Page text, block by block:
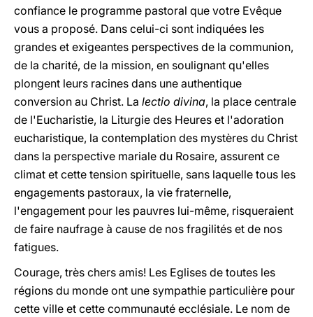
confiance le programme pastoral que votre Evêque
vous a proposé. Dans celui-ci sont indiquées les
grandes et exigeantes perspectives de la communion,
de la charité, de la mission, en soulignant qu'elles
plongent leurs racines dans une authentique
conversion au Christ. La lectio divina, la place centrale
de l'Eucharistie, la Liturgie des Heures et l'adoration
eucharistique, la contemplation des mystères du Christ
dans la perspective mariale du Rosaire, assurent ce
climat et cette tension spirituelle, sans laquelle tous les
engagements pastoraux, la vie fraternelle,
l'engagement pour les pauvres lui-même, risqueraient
de faire naufrage à cause de nos fragilités et de nos
fatigues.
Courage, très chers amis! Les Eglises de toutes les
régions du monde ont une sympathie particulière pour
cette ville et cette communauté ecclésiale. Le nom de